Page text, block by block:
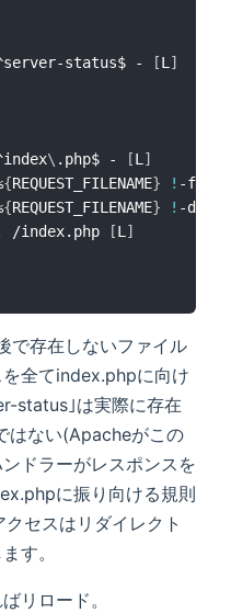
status$ -
[L ]
\ .php$ - [L ]
{REQUEST_FILENAME} ! -f
{REQUEST_FILENAME} ! -d
/index.php [L ]
で存在しないファイル
全てindex.phpに向け
status｣は実際に存在
はない(Apacheがこの
ドラーがレスポンスを
に振り向ける規則
セスはリダイレクト
す。
リロード。